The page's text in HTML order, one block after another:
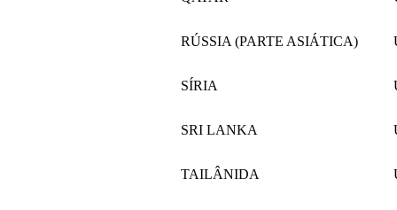
RÚSSIA (PARTE ASIÁTICA)
SÍRIA
SRI LANKA
TAILÂNIDA